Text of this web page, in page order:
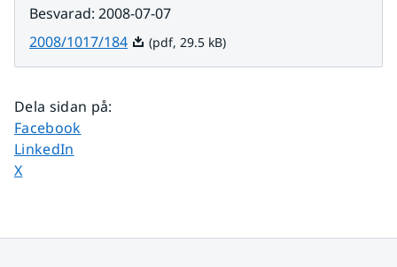
Besvarad: 2008-07-07
2008/1017/184Pdf, 29.5 kB.
(pdf, 29.5 kB)
Dela sidan på:
Dela sidan på
Facebook
Dela sidan på
LinkedIn
Dela sidan på
X